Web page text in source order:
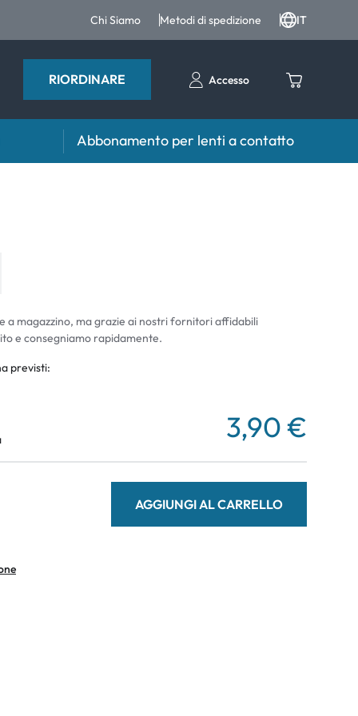
Chi Siamo Metodi di spedizione IT
RIORDINARE Accesso
Abbonamento per lenti a contatto
a magazzino, ma grazie ai nostri fornitori affidabili
e consegniamo rapidamente.
previsti:
3,90 €
AGGIUNGI AL CARRELLO